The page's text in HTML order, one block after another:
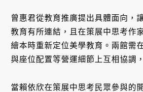
曾惠君從教育推廣提出具體面向，
教育有所連結，且在策展中思考作
繪本時重新定位美學教育。兩館需
與座位配置等營運細節上互相協調
當賴依欣在策展中思考民眾參與的